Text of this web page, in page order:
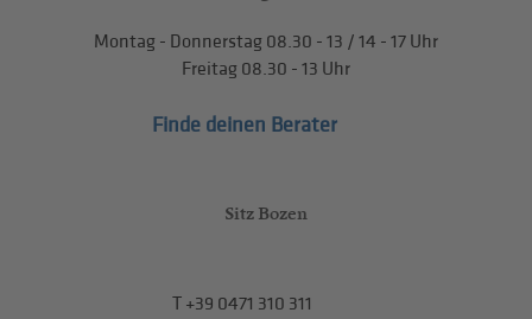
Montag - Donnerstag 08.30 - 13 / 14 - 17 Uhr
Freitag 08.30 - 13 Uhr
Finde deinen Berater
Sitz Bozen
T+39 0471 310 311